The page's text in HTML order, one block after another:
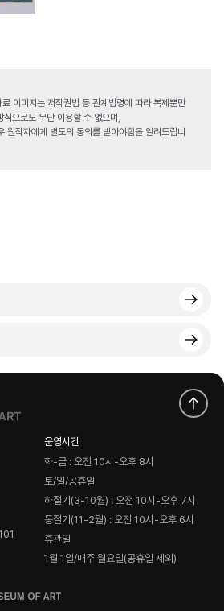
이미지는 저작권법 등 관계법령에 따라 복제뿐만
으로도 무단 이용할 수 없으며,
원작자에게 별도의 동의를 받아야함을 알려드립니
운영시간
화-금 : 오전 10시-오후 8시
토/일/공휴일
하절기(3-10월) : 오전 10시-오후 7시
동절기(11-2월) : 오전 10시-오후 6시
휴관일
1월 1일/매주 월요일(공휴일 제외)